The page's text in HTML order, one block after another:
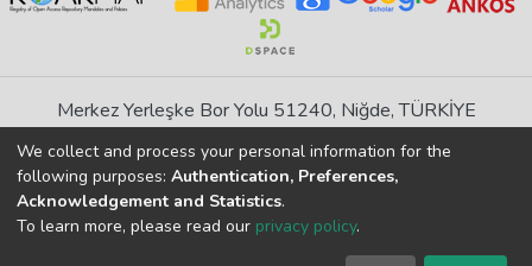
Merkez Yerleşke Bor Yolu 51240, Niğde, TÜRKİYE
If you find any errors in content please report us
DSpace 7.6.1, Powered by
DSpace software
copyright © 2002-2026
We collect and process your personal information for the
following purposes: Authentication, Preferences,
Acknowledgement and Statistics.
To learn more, please read our privacy policy.